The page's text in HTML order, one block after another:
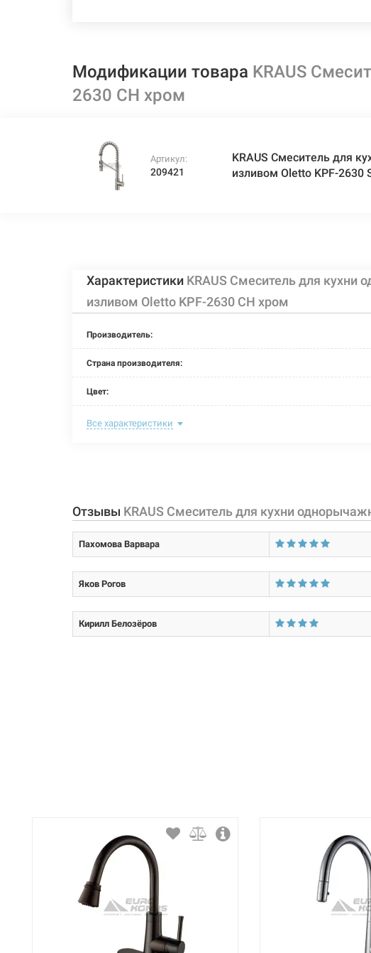
Модификации товара KRAUS
2630 CH хром
Артикул:
209421
KRAUS Смеситель для
изливом Oletto KPF-2630
Характеристики KRAUS Смеситель для кухни
изливом Oletto KPF-2630 CH хром
Производитель:
Страна производителя:
Цвет:
Назначение смесителя:
Тип смесителя (крана):
Материал корпуса смесителя (крана):
Способ монтажа:
Все характеристики
Отзывы KRAUS Смеситель для кухни
Пахомова Варвара
Яков Рогов
Кирилл Белозёров